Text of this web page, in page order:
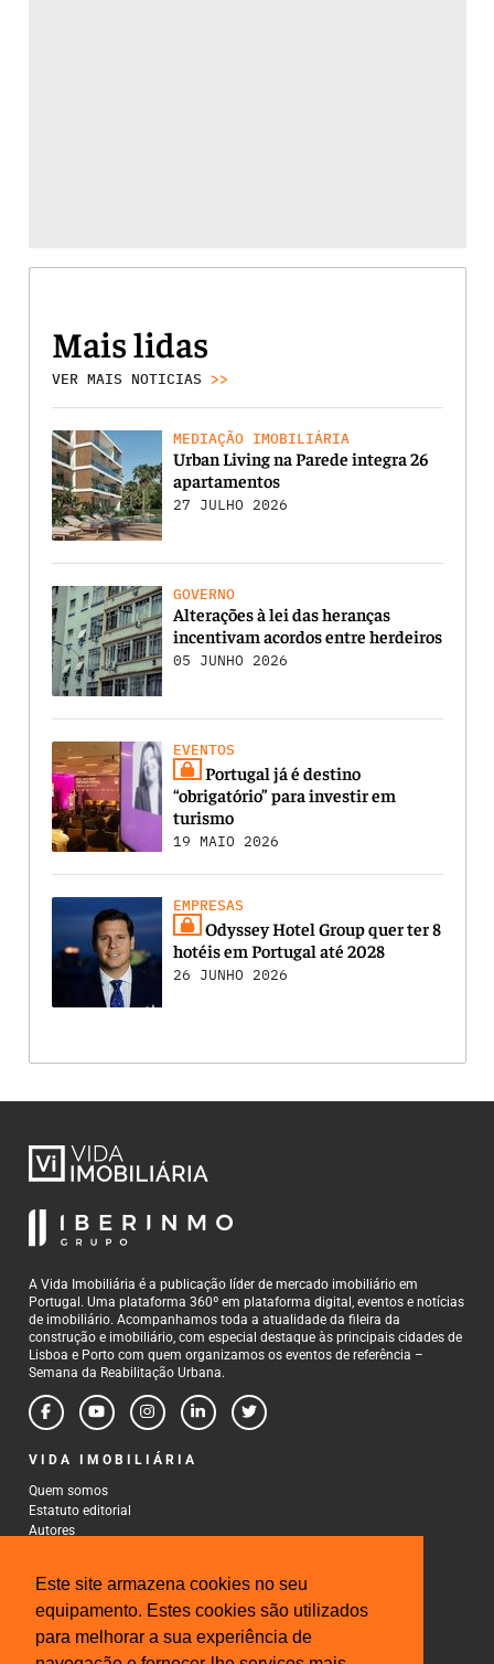
Este site armazena cookies no seu
equipamento. Estes cookies são utilizados
para melhorar a sua experiência de
Mais lidas
VER MAIS NOTICIAS >>
MEDIAÇÃO IMOBILIÁRIA
Urban Living na Parede integra 26
apartamentos
27 JULHO 2026
GOVERNO
Alterações à lei das heranças
incentivam acordos entre herdeiros
05 JUNHO 2026
EVENTOS
Portugal já é destino
“obrigatório” para investir em
turismo
19 MAIO 2026
EMPRESAS
Odyssey Hotel Group quer ter 8
hotéis em Portugal até 2028
26 JUNHO 2026
A Vida Imobiliária é a publicação líder de mercado imobiliário em
Portugal. Uma plataforma 360º em plataforma digital, eventos e notícias
de imobiliário. Acompanhamos toda a atualidade da fileira da
construção e imobiliário, com especial destaque às principais cidades de
Lisboa e Porto com quem organizamos os eventos de referência –
Semana da Reabilitação Urbana.
VIDA IMOBILIÁRIA
Quem somos
Estatuto editorial
Autores
CONTACTOS
Rua Gonçalo Cristovão, 185 - 6º
4000-269 Porto